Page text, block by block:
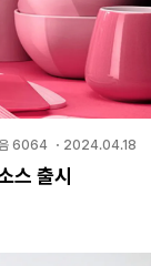
6064 ・ 2024.04.18
스 출시